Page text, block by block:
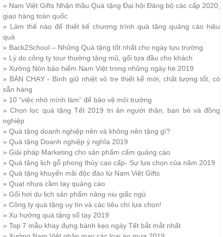
» Nam Việt Gifts Nhận thầu Quà tặng Đại hội Đảng bộ các cấp 2020,
giao hàng toàn quốc
» Làm thế nào để thiết kế chương trình quà tặng quảng cáo hiệu
quả
» Back2School – Những Quà tặng tốt nhất cho ngày tựu trường
» Lý do công ty tour thường tặng mũ, gối tựa đầu cho khách
» Xưởng Nón bảo hiểm Nam Việt trong những ngày hè 2019
» BÁN CHẠY - Bình giữ nhiệt vỏ tre thiết kế mới, chất lượng tốt, có
sẵn hàng
» 10 “việc nhỏ mình làm” để bảo vệ môi trường
»Chọn lọc quà tặng Tết 2019 tri ân người thân, bạn bè và đồng
nghiệp
» Quà tặng doanh nghiệp nên và không nên tặng gì?
» Quà tặng Doanh nghiệp ý nghĩa 2019
» Giải pháp Marketing cho sản phẩm cấm quảng cáo
» Quà tặng lịch gỗ phong thủy cao cấp- Sự lựa chọn của năm 2019
» Quà tặng khuyến mãi độc đáo từ Nam Việt Gifts
» Quạt nhựa cầm tay quảng cáo
» Gối hơi du lịch sản phẩm nâng niu giấc ngủ
» Công ty quà tặng uy tín và các tiêu chí lựa chọn!
» Xu hướng quà tặng sổ tay 2019
» Top 7 mẫu khay đựng bánh kẹo ngày Tết bắt mắt nhất